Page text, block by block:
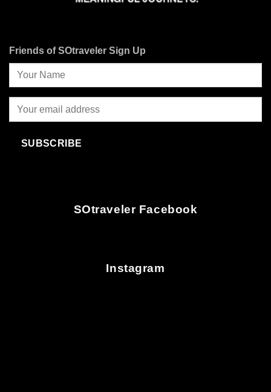
Friends of SOtraveler Sign Up
SUBSCRIBE
SOtraveler Facebook
Instagram